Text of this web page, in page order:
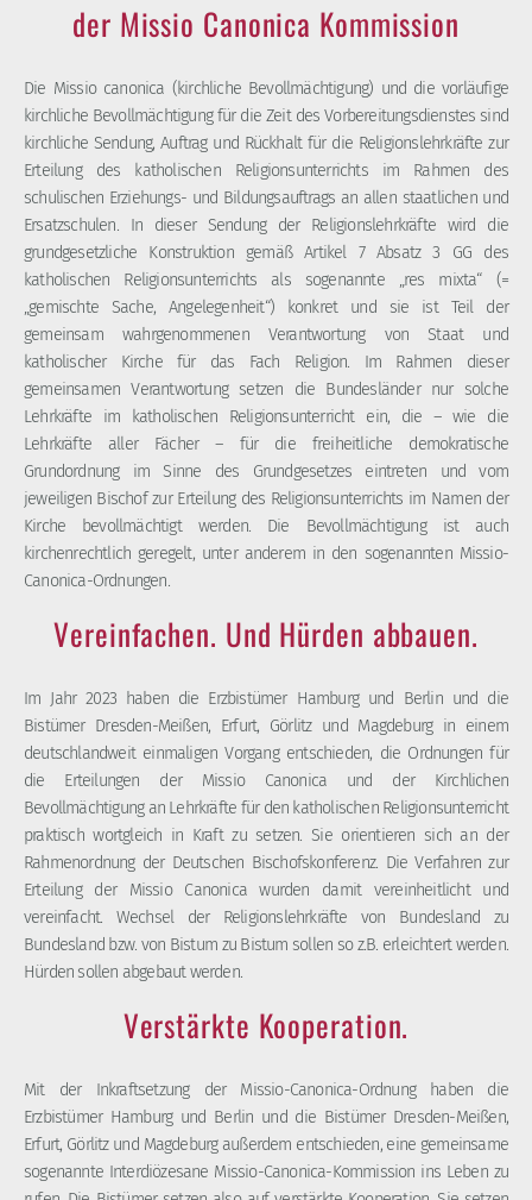
der Missio Canonica Kommission
Die Missio canonica (kirchliche Bevollmächtigung) und die vorläufige
kirchliche Bevollmächtigung für die Zeit des Vorbereitungsdienstes sind
kirchliche Sendung, Auftrag und Rückhalt für die Religionslehrkräfte zur
Erteilung des katholischen Religionsunterrichts im Rahmen des
schulischen Erziehungs- und Bildungsauftrags an allen staatlichen und
Ersatzschulen. In dieser Sendung der Religionslehrkräfte wird die
grundgesetzliche Konstruktion gemäß Artikel 7 Absatz 3 GG des
katholischen Religionsunterrichts als sogenannte „res mixta“ (=
„gemischte Sache, Angelegenheit“) konkret und sie ist Teil der
gemeinsam wahrgenommenen Verantwortung von Staat und
katholischer Kirche für das Fach Religion. Im Rahmen dieser
gemeinsamen Verantwortung setzen die Bundesländer nur solche
Lehrkräfte im katholischen Religionsunterricht ein, die – wie die
Lehrkräfte aller Fächer – für die freiheitliche demokratische
Grundordnung im Sinne des Grundgesetzes eintreten und vom
jeweiligen Bischof zur Erteilung des Religionsunterrichts im Namen der
Kirche bevollmächtigt werden. Die Bevollmächtigung ist auch
kirchenrechtlich geregelt, unter anderem in den sogenannten Missio-
Canonica-Ordnungen.
Vereinfachen. Und Hürden abbauen.
Im Jahr 2023 haben die Erzbistümer Hamburg und Berlin und die
Bistümer Dresden-Meißen, Erfurt, Görlitz und Magdeburg in einem
deutschlandweit einmaligen Vorgang entschieden, die Ordnungen für
die Erteilungen der Missio Canonica und der Kirchlichen
Bevollmächtigung an Lehrkräfte für den katholischen Religionsunterricht
praktisch wortgleich in Kraft zu setzen. Sie orientieren sich an der
Rahmenordnung der Deutschen Bischofskonferenz. Die Verfahren zur
Erteilung der Missio Canonica wurden damit vereinheitlicht und
vereinfacht. Wechsel der Religionslehrkräfte von Bundesland zu
Bundesland bzw. von Bistum zu Bistum sollen so z.B. erleichtert werden.
Hürden sollen abgebaut werden.
Verstärkte Kooperation.
Mit der Inkraftsetzung der Missio-Canonica-Ordnung haben die
Erzbistümer Hamburg und Berlin und die Bistümer Dresden-Meißen,
Erfurt, Görlitz und Magdeburg außerdem entschieden, eine gemeinsame
sogenannte Interdiözesane Missio-Canonica-Kommission ins Leben zu